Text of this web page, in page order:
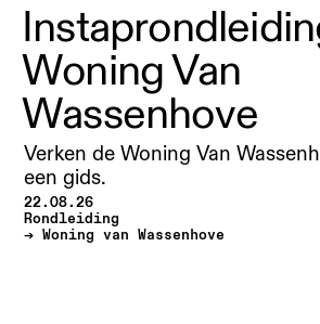
Woning Van
Wassenhove
Verken de Woning Van
een gids.
22.08.26
Rondleiding
Woning van Wassenhove